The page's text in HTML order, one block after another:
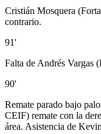
Cristián Mosquera
contrario.
91'
Falta de Andrés Vargas
90'
Remate parado bajo
CEIF) remate con la
área. Asistencia de